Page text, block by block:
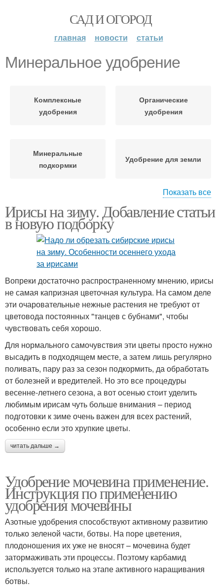
САД И ОГОРОД
главная новости статьи
Минеральное удобрение
Комплексные
удобрения
Органические
удобрения
Минеральные
подкормки
Удобрение для земли
удобрение
Показать все
Ирисы на зиму. Добавление статьи
в новую подборку
Вопреки достаточно распространенному мнению, ирисы
не самая капризная цветочная культура. На самом деле
эти очаровательные нежные растения не требуют от
цветовода постоянных "танцев с бубнами", чтобы
чувствовать себя хорошо.
Для нормального самочувствия эти цветы просто нужно
высадить в подходящем месте, а затем лишь регулярно
поливать, пару раз за сезон подкормить, да обработать
от болезней и вредителей. Но это все процедуры
весенне-летнего сезона, а вот осенью стоит уделить
любимым ирисам чуть больше внимания – период
подготовки к зиме очень важен для всех растений,
особенно если это хрупкие цветы.
читать дальше →
Удобрение мочевина применение.
Инструкция по применению
удобрения мочевины
Азотные удобрения способствуют активному развитию
только зеленой части, ботвы. На поре цветения,
плодоношения их уже не вносят – мочевина будет
затормаживать эти процессы. Поэтому карбамид
используется только на этапе активного наращивания
ботвы.